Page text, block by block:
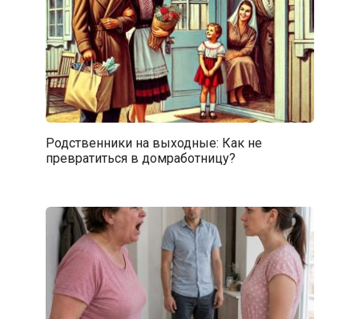
Родственники на выходные: Как не
превратиться в домработницу?